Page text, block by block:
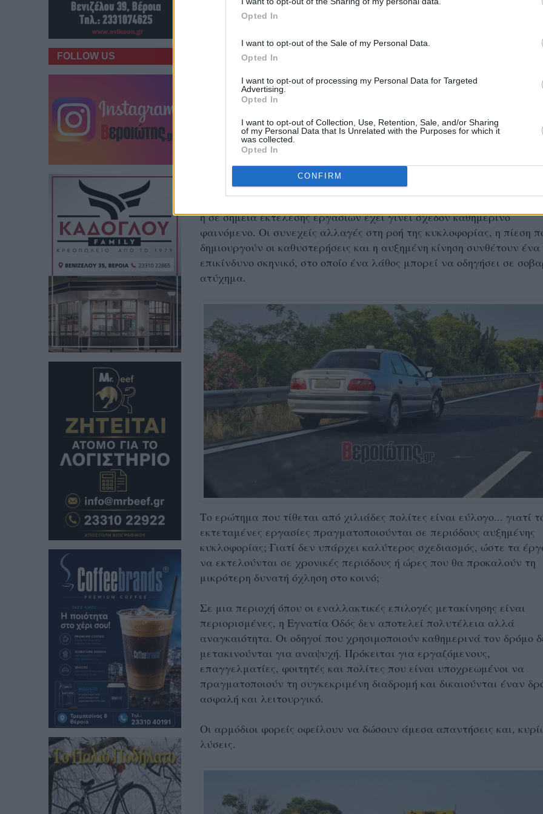
Opted In
I want to opt-out of the Sale of my Personal Data.
Opted In
I want to opt-out of processing my Personal Data for Targeted
Advertising.
Opted In
I want to opt-out of Collection, Use, Retention, Sale, and/or Sharing
of my Personal Data that Is Unrelated with the Purposes for which it
was collected.
Opted In
CONFIRM
Ακόμη πιο ανησυχητικό όμως είναι το ζήτημα της οδικής ασφάλειας.
ή σε σημεία εκτέλεσης εργασιών έχει γίνει σχεδόν καθημερινό
φαινόμενο. Οι συνεχείς αλλαγές στη ροή της κυκλοφορίας, η πίεση
δημιουργούν οι καθυστερήσεις και η αυξημένη κίνηση συνθέτουν ένα
επικίνδυνο σκηνικό, στο οποίο ένα λάθος μπορεί να οδηγήσει σε
ατύχημα.
Το ερώτημα που τίθεται από χιλιάδες πολίτες είναι εύλογο... γιατί
εκτεταμένες εργασίες πραγματοποιούνται σε περιόδους αυξημένης
κυκλοφορίας; Γιατί δεν υπάρχει καλύτερος σχεδιασμός, ώστε τα
να εκτελούνται σε χρονικές περιόδους ή ώρες που θα προκαλούν τη
μικρότερη δυνατή όχληση στο κοινό;
Σε μια περιοχή όπου οι εναλλακτικές επιλογές μετακίνησης είναι
περιορισμένες, η Εγνατία Οδός δεν αποτελεί πολυτέλεια αλλά
αναγκαιότητα. Οι οδηγοί που χρησιμοποιούν καθημερινά τον δρόμο
μετακινούνται για αναψυχή. Πρόκειται για εργαζόμενους,
επαγγελματίες, φοιτητές και πολίτες που είναι υποχρεωμένοι να
πραγματοποιούν τη συγκεκριμένη διαδρομή και δικαιούνται έναν
ασφαλή και λειτουργικό.
Οι αρμόδιοι φορείς οφείλουν να δώσουν άμεσα απαντήσεις και,
λύσεις.
FOLLOW US